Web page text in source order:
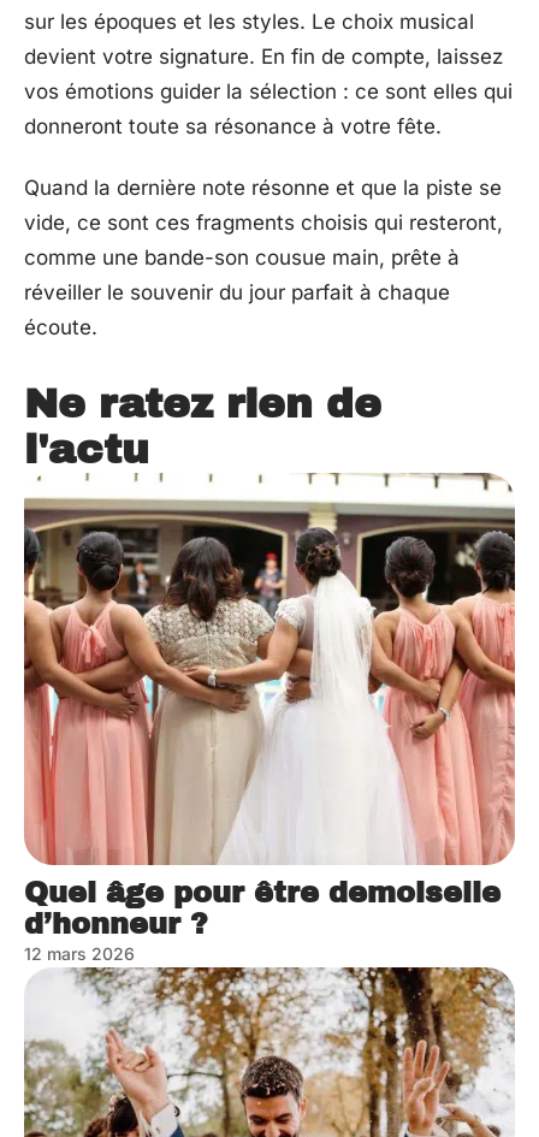
sur les époques et les styles. Le choix musical
devient votre signature. En fin de compte, laissez
vos émotions guider la sélection : ce sont elles qui
donneront toute sa résonance à votre fête.
Quand la dernière note résonne et que la piste se
vide, ce sont ces fragments choisis qui resteront,
comme une bande-son cousue main, prête à
réveiller le souvenir du jour parfait à chaque
écoute.
Ne ratez rien de
l'actu
Quel âge pour être demoiselle
d’honneur ?
12 mars 2026